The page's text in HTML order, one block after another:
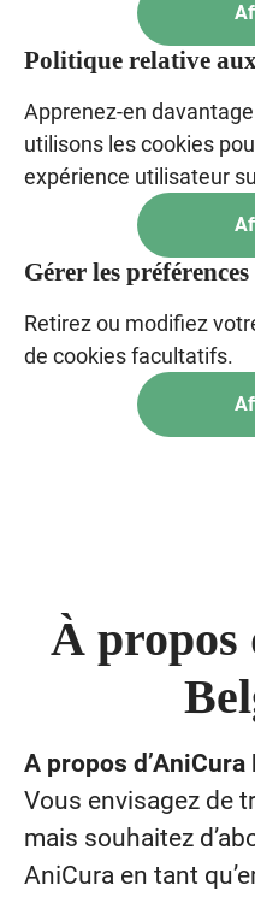
Politique relative
Apprenez-en
utilisons les cookies
expérience utilisateur
Gérer les
Retirez ou modifiez
de cookies facultatifs.
À propos
A propos d’AniCura
Vous envisagez de
mais souhaitez
AniCura en tant